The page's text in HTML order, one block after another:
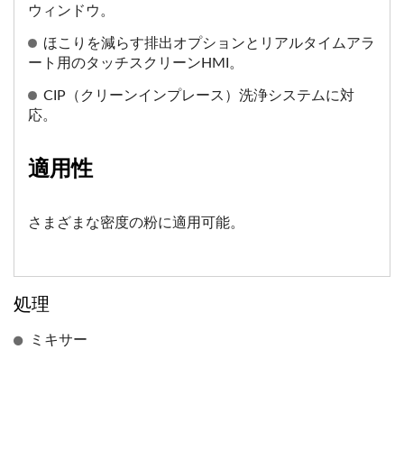
ウィンドウ。
ほこりを減らす排出オプションとリアルタイムアラ
ート用のタッチスクリーンHMI。
CIP（クリーンインプレース）洗浄システムに対
応。
適用性
さまざまな密度の粉に適用可能。
処理
ミキサー